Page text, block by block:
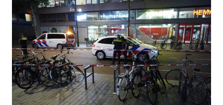
UIT
MOORDONDERZOEK